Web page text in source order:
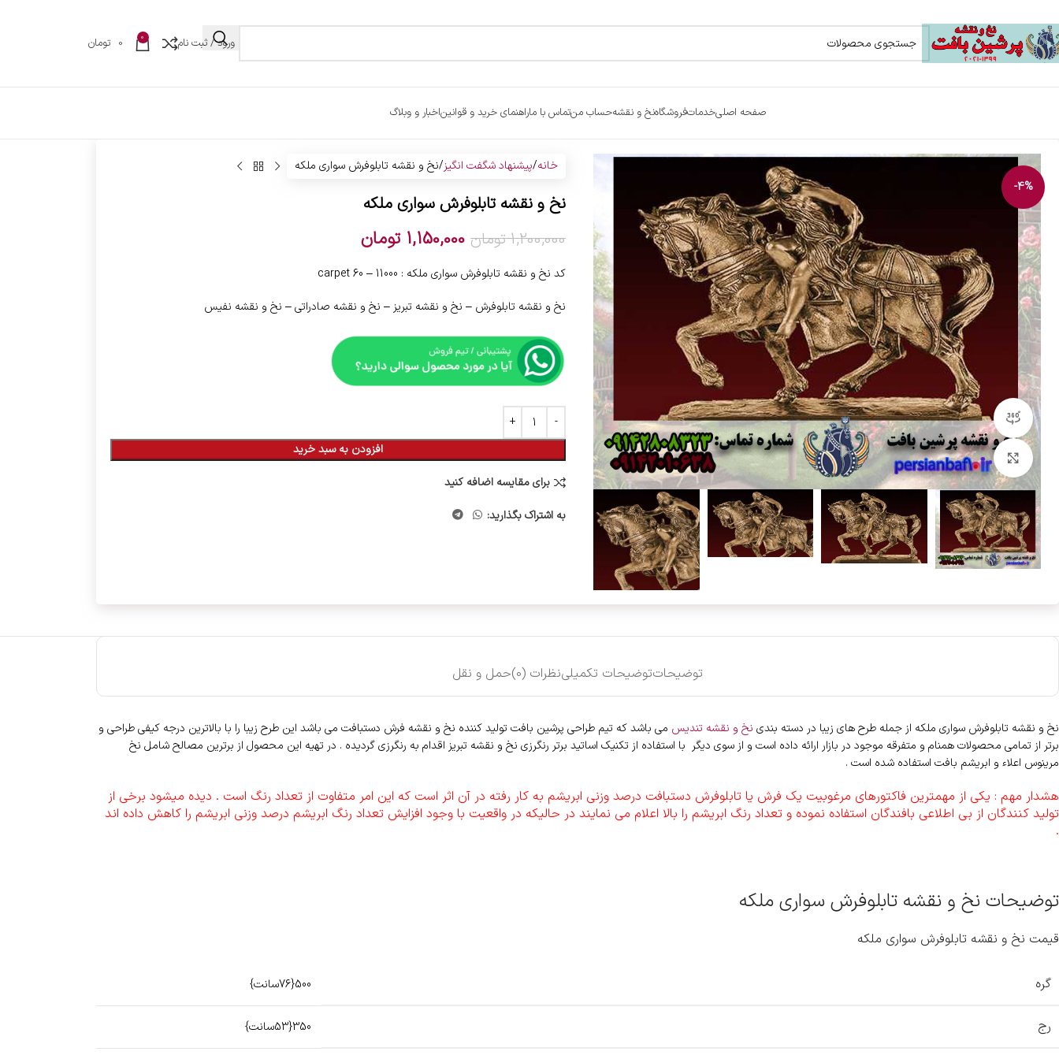
ورود / ثبت نام 0
0 تومان
صفحه اصلیخدماتفروشگاهنخ و نقشهحساب منتماس با ماراهنمای خرید و قوانیناخبار و وبلاگ
-4%
مشاهده 360 درجه
بزرگنمایی تصویر
خانه پیشنهاد شگفت انگیز نخ و نقشه تابلوفرش سواری ملکه
نخ و نقشه تابلوفرش سواری ملکه
1,200,000 تومان 1,150,000 تومان
کد نخ و نقشه تابلوفرش سواری ملکه : 11000 – 60 carpet
نخ و نقشه تابلوفرش – نخ و نقشه تبریز – نخ و نقشه صادراتی – نخ و نقشه نفیس
افزودن به سبد خرید
برای مقایسه اضافه کنید
به اشتراک بگذارید:
توضیحاتتوضیحات تکمیلینظرات (0) حمل و نقل
نخ و نقشه تابلوفرش سواری ملکه از جمله طرح های زیبا در دسته بندی نخ و نقشه تندیس می باشد که تیم طراحی پرشین بافت تولید کننده نخ و نقشه فرش دستبافت می باشد این طرح زیبا را با بالاترین درجه کیفی طراحی و
برتر از تمامی محصولات همنام و متفرقه موجود در بازار ارائه داده است و از سوی دیگر با استفاده از تکنیک اساتید برتر رنگرزی نخ و نقشه تبریز اقدام به رنگرزی گردیده . در تهیه این محصول از برترین مصالح شامل نخ
مرینوس اعلاء و ابریشم بافت استفاده شده است .
هشدار مهم : یکی از مهمترین فاکتورهای مرغوبیت یک فرش یا تابلوفرش دستبافت درصد وزنی ابریشم به کار رفته در آن اثر است که این امر متفاوت از تعداد رنگ است . دیده میشود برخی از
تولید کنندگان از بی اطلاعی بافندگان استفاده نموده و تعداد رنگ ابریشم را بالا اعلام می نمایند در حالیکه در واقعیت با وجود افزایش تعداد رنگ ابریشم درصد وزنی ابریشم را کاهش داده اند
.
توضیحات نخ و نقشه تابلوفرش سواری ملکه
قیمت نخ و نقشه تابلوفرش سواری ملکه
گره 500{76سانت}
رج 350{53سانت}